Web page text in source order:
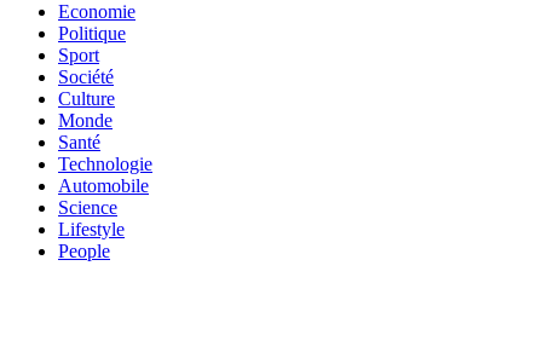
Economie
Politique
Sport
Société
Culture
Monde
Santé
Technologie
Automobile
Science
Lifestyle
People